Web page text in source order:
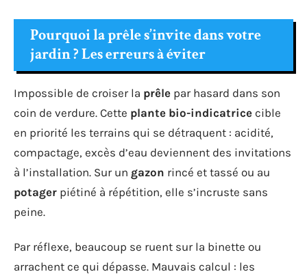
Pourquoi la prêle s’invite dans votre
jardin ? Les erreurs à éviter
Impossible de croiser la prêle par hasard dans son
coin de verdure. Cette plante bio-indicatrice cible
en priorité les terrains qui se détraquent : acidité,
compactage, excès d’eau deviennent des invitations
à l’installation. Sur un gazon rincé et tassé ou au
potager piétiné à répétition, elle s’incruste sans
peine.
Par réflexe, beaucoup se ruent sur la binette ou
arrachent ce qui dépasse. Mauvais calcul : les